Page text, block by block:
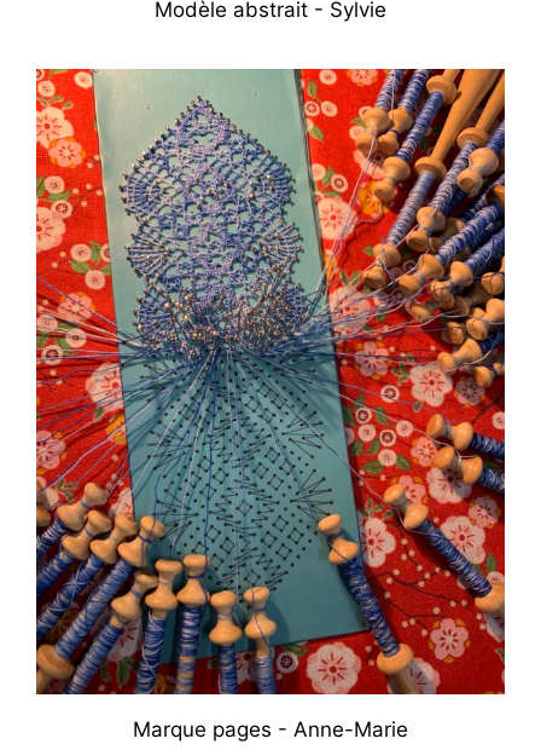
Modèle abstrait - Sylvie
Marque pages - Anne-Marie